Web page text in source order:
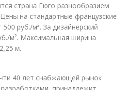
страна Гюго разнообразием
на стандартные французские
руб./м². За дизайнерский
м². Максимальная ширина
м.
40 лет снабжающей рынок